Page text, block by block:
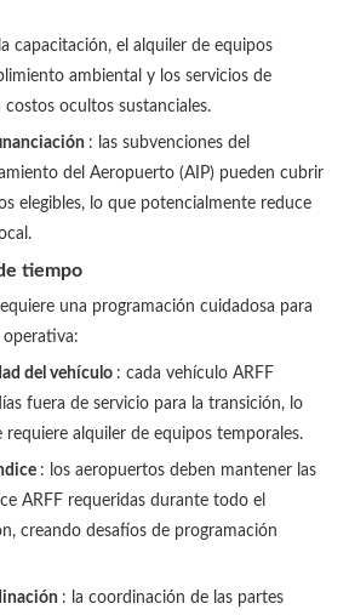
capacitación, el alquiler de equipos
ambiental y los servicios de
costos ocultos sustanciales.
: las subvenciones del
del Aeropuerto (AIP) pueden cubrir
elegibles, lo que potencialmente reduce
tiempo
una programación cuidadosa para
operativa:
del vehículo : cada vehículo ARFF
fuera de servicio para la transición, lo
alquiler de equipos temporales.
: los aeropuertos deben mantener las
ARFF requeridas durante todo el
creando desafíos de programación
: la coordinación de las partes